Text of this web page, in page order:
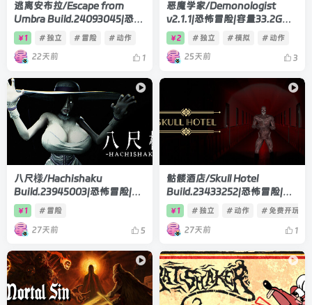
逃离安布拉/Escape from
Umbra Build.24093045|恐怖
冒险|容量8.1GB|官方中文版
￥1 # 独立 # 冒险 # 动作
22天前 1
恶魔学家/Demonologist
v2.1.1|恐怖冒险|容量33.2GB|
官方中文版
￥2 # 独立 # 模拟 # 动作
25天前 3
八尺様/Hachishaku
Build.23945003|恐怖冒险|容
量3.7GB|官方中文版
￥1 # 冒险
27天前 5
骷髅酒店/Skull Hotel
Build.23433252|恐怖冒险|容
量1.1GB|官方中文版
￥1 # 独立 # 动作 # 免费开玩
27天前 1